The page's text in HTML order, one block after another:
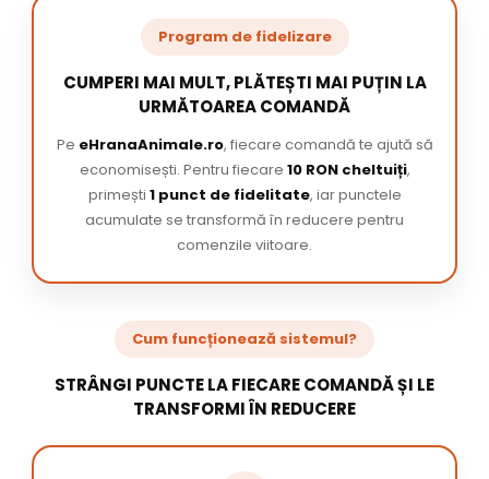
Program de fidelizare
CUMPERI MAI MULT, PLĂTEȘTI MAI PUȚIN LA
URMĂTOAREA COMANDĂ
Pe eHranaAnimale.ro, fiecare comandă te ajută să
economisești. Pentru fiecare 10 RON cheltuiți,
primești 1 punct de fidelitate, iar punctele
acumulate se transformă în reducere pentru
comenzile viitoare.
Cum funcționează sistemul?
STRÂNGI PUNCTE LA FIECARE COMANDĂ ȘI LE
TRANSFORMI ÎN REDUCERE